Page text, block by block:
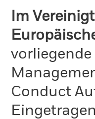
Im
Conduct